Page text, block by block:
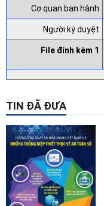
Cơ quan ban hành
Người ký duyệt
File đính kèm 1
TIN ĐÃ ĐƯA